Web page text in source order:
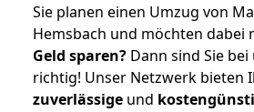
Sie planen einen Umzug von
Hemsbach und möchten dabei
Geld sparen? Dann sind Sie
richtig! Unser Netzwerk bieten
zuverlässige und